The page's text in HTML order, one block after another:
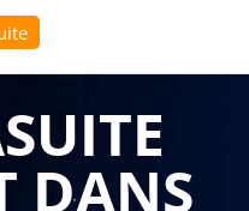
de comprendre les
civil, droit commercial,
juridictions compétentes.
le rôle des différents
DANS